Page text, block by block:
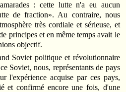
: cette lutte n'a eu aucun
de fraction». Au contraire, nous
très cordiale et sérieuse, et
principes et en même temps avait le
objectif.
Soviet politique et révolutionnaire
Soviet, nous, représentants de pays
l'expérience acquise par ces pays,
et confirmé encore une fois, d'une